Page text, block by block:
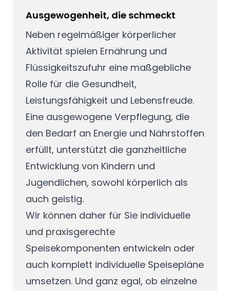
Ausgewogenheit, die schmeckt
Neben regelmäßiger körperlicher
Aktivität spielen Ernährung und
Flüssigkeitszufuhr eine maßgebliche
Rolle für die Gesundheit,
Leistungsfähigkeit und Lebensfreude.
Eine ausgewogene Verpflegung, die
den Bedarf an Energie und Nährstoffen
erfüllt, unterstützt die ganzheitliche
Entwicklung von Kindern und
Jugendlichen, sowohl körperlich als
auch geistig.
Wir können daher für Sie individuelle
und praxisgerechte
Speisekomponenten entwickeln oder
auch komplett individuelle Speisepläne
umsetzen. Und ganz egal, ob einzelne